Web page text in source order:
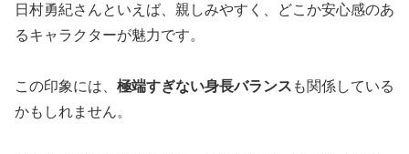
日村勇紀さんといえば、親しみやすく、どこか安心感のあ
るキャラクターが魅力です。
この印象には、 極端すぎない身長バランス も関係している
かもしれません。